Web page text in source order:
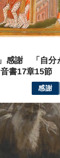
」感謝 「自分
書17章15節
感謝